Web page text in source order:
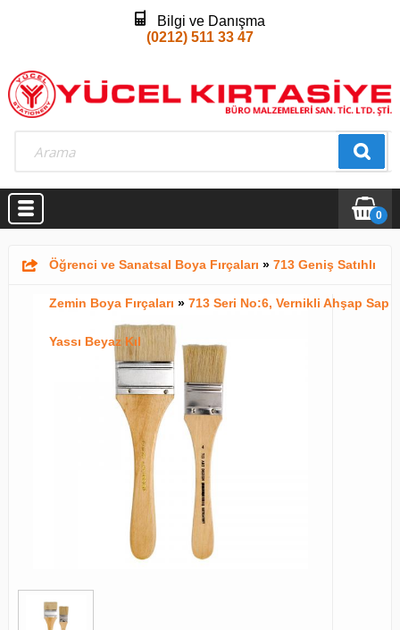
Bilgi ve Danışma
(0212) 511 33 47
0
Öğrenci ve Sanatsal Boya Fırçaları » 713 Geniş Satıhlı
Zemin Boya Fırçaları » 713 Seri No:6, Vernikli Ahşap Sap
Yassı Beyaz Kıl